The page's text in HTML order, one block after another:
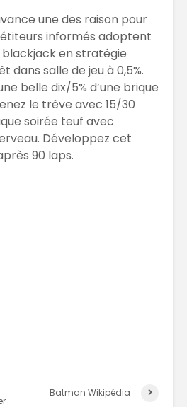
une des raison pour
informés adoptent
en stratégie
dans salle de jeu à 0,5%.
belle dix/5% d’une brique
le trêve avec 15/30
soirée teuf avec
Développez cet
90 laps.
Batman Wikipédia